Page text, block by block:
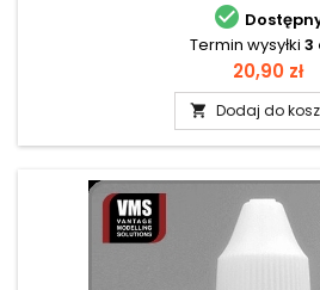

Termin wysyłki 3
Cena
20,90 zł
 Dodaj do